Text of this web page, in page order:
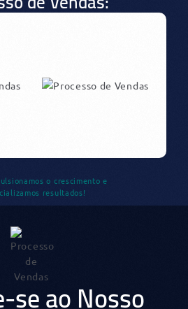
o crescimento e
resultados!
se ao Nosso